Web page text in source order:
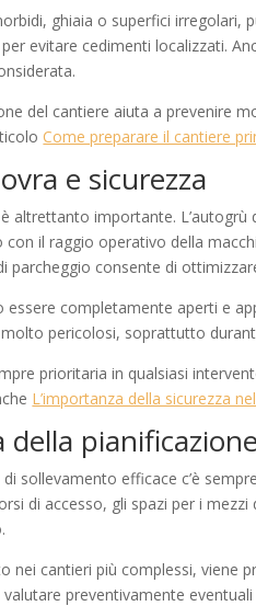
ghiaia o superfici irregolari,
evitare cedimenti localizzati.
del cantiere aiuta a prevenire
Come preparare il cantiere
e sicurezza
altrettanto importante.
il raggio operativo della
parcheggio consente di
essere completamente aperti e
pericolosi, soprattutto
prioritaria in qualsiasi
L’importanza della sicurezza
della
sollevamento efficace c’è
di accesso, gli spazi per i
nei cantieri più complessi, viene
preventivamente eventuali